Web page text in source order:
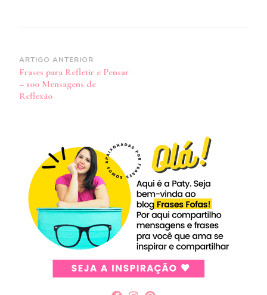
Navegação
de
post
ARTIGO ANTERIOR
Frases para Refletir e Pensar
– 100 Mensagens de
Reflexão